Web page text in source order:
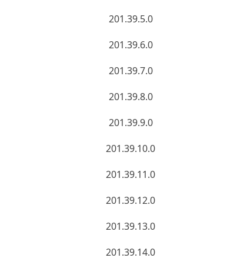
201.39.5.0
201.39.6.0
201.39.7.0
201.39.8.0
201.39.9.0
201.39.10.0
201.39.11.0
201.39.12.0
201.39.13.0
201.39.14.0